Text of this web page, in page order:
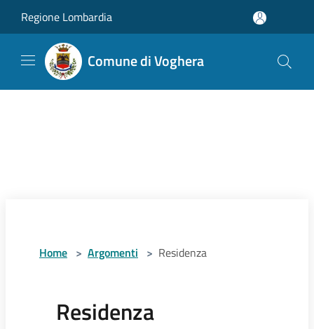
Regione Lombardia
Comune di Voghera
Home > Argomenti > Residenza
Residenza